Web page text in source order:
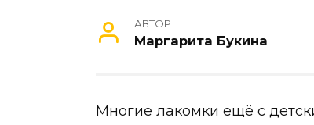
АВТОР
Маргарита Букина
Многие лакомки ещё с